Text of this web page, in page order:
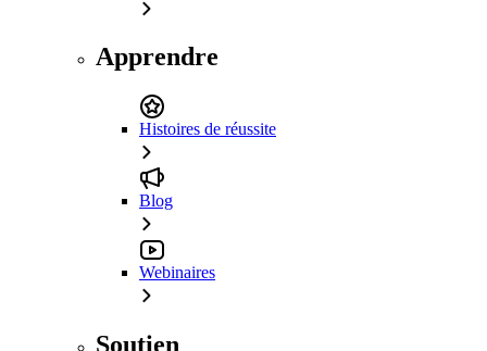
Apprendre
Histoires de réussite
Blog
Webinaires
Soutien